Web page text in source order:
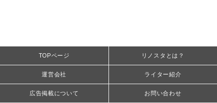
TOPページ リノスタとは？
運営会社 ライター紹介
広告掲載について お問い合わせ